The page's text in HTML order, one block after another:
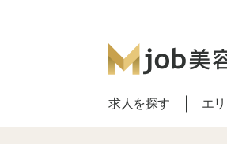
求人を探す エ